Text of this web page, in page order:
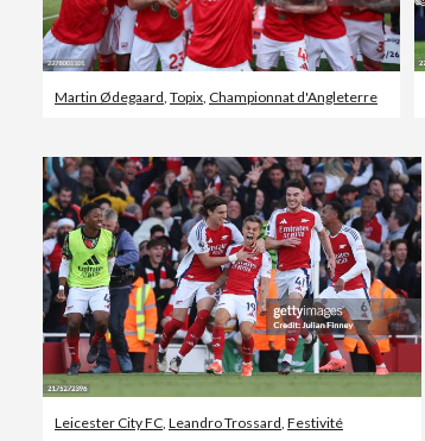
Martin Ødegaard Topix Championnat d'Angleterre
Leicester City FC Leandro Trossard Festivité